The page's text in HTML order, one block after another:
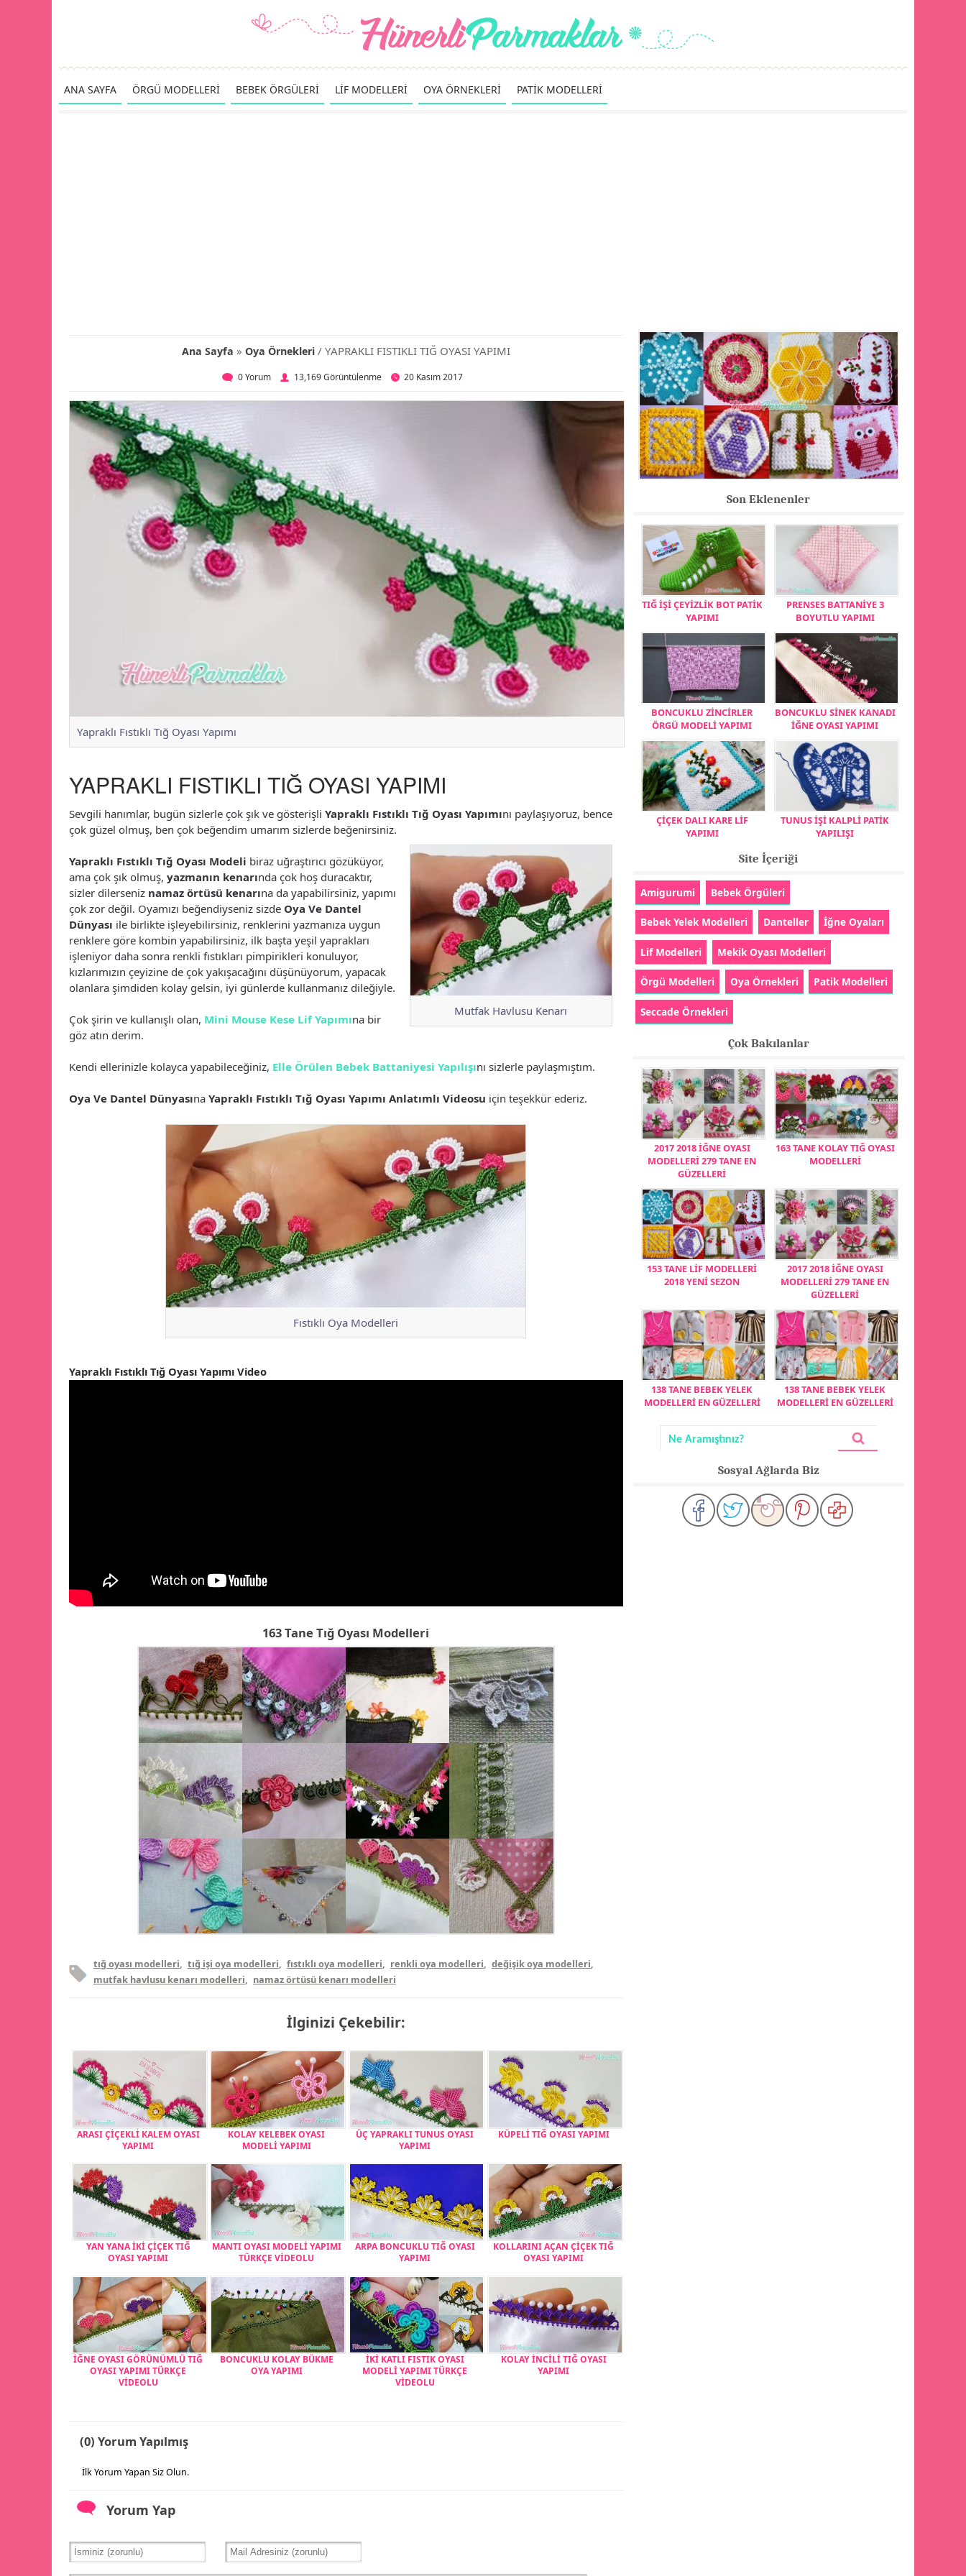
ANA SAYFA ÖRGÜ MODELLERİ BEBEK ÖRGÜLERİ LİF MODELLERİ OYA ÖRNEKLERİ PATİK MODELLERİ
Ana Sayfa » Oya Örnekleri/ YAPRAKLI FISTIKLI TIĞ OYASI YAPIMI
0 Yorum 13,169 Görüntülenme 20 Kasım 2017
Yapraklı Fıstıklı Tığ Oyası Yapımı
YAPRAKLI FISTIKLI TIĞ OYASI YAPIMI
Sevgili hanımlar, bugün sizlerle çok şık ve gösterişli Yapraklı Fıstıklı Tığ Oyası Yapımını paylaşıyoruz, bence
çok güzel olmuş, ben çok beğendim umarım sizlerde beğenirsiniz.
Mutfak Havlusu Kenarı
Yapraklı Fıstıklı Tığ Oyası Modeli biraz uğraştırıcı gözüküyor,
ama çok şık olmuş, yazmanın kenarında çok hoş duracaktır,
sizler dilerseniz namaz örtüsü kenarına da yapabilirsiniz, yapımı
çok zor değil. Oyamızı beğendiyseniz sizde Oya Ve Dantel
Dünyası ile birlikte işleyebilirsiniz, renklerini yazmanıza uygun
renklere göre kombin yapabilirsiniz, ilk başta yeşil yaprakları
işleniyor daha sonra renkli fıstıkları pimpirikleri konuluyor,
kızlarımızın çeyizine de çok yakışacağını düşünüyorum, yapacak
olanlara şimdiden kolay gelsin, iyi günlerde kullanmanız dileğiyle.
Çok şirin ve kullanışlı olan, Mini Mouse Kese Lif Yapımına bir
göz atın derim.
Kendi ellerinizle kolayca yapabileceğiniz, Elle Örülen Bebek Battaniyesi Yapılışını sizlerle paylaşmıştım.
Oya Ve Dantel Dünyasına Yapraklı Fıstıklı Tığ Oyası Yapımı Anlatımlı Videosu için teşekkür ederiz.
Fıstıklı Oya Modelleri
Yapraklı Fıstıklı Tığ Oyası Yapımı Video
163 Tane Tığ Oyası Modelleri
tığ oyası modelleri, tığ işi oya modelleri, fıstıklı oya modelleri, renkli oya modelleri, değişik oya modelleri,
mutfak havlusu kenarı modelleri, namaz örtüsü kenarı modelleri
İlginizi Çekebilir:
ARASI ÇİÇEKLİ KALEM OYASI
YAPIMI
KOLAY KELEBEK OYASI
MODELİ YAPIMI
ÜÇ YAPRAKLI TUNUS OYASI
YAPIMI
KÜPELİ TIĞ OYASI YAPIMI
YAN YANA İKİ ÇİÇEK TIĞ
OYASI YAPIMI
MANTI OYASI MODELİ YAPIMI
TÜRKÇE VİDEOLU
ARPA BONCUKLU TIĞ OYASI
YAPIMI
KOLLARINI AÇAN ÇİÇEK TIĞ
OYASI YAPIMI
İĞNE OYASI GÖRÜNÜMLÜ TIĞ
OYASI YAPIMI TÜRKÇE
VİDEOLU
BONCUKLU KOLAY BÜKME
OYA YAPIMI
İKİ KATLI FISTIK OYASI
MODELİ YAPIMI TÜRKÇE
VİDEOLU
KOLAY İNCİLİ TIĞ OYASI
YAPIMI
(0) Yorum Yapılmış
İlk Yorum Yapan Siz Olun.
Yorum Yap
Son Eklenenler
TIĞ İŞİ ÇEYİZLİK BOT PATİK
YAPIMI
PRENSES BATTANİYE 3
BOYUTLU YAPIMI
BONCUKLU ZİNCİRLER
ÖRGÜ MODELİ YAPIMI
BONCUKLU SİNEK KANADI
İĞNE OYASI YAPIMI
ÇİÇEK DALI KARE LİF
YAPIMI
TUNUS İŞİ KALPLİ PATİK
YAPILIŞI
Site İçeriği
Amigurumi Bebek Örgüleri
Bebek Yelek Modelleri Danteller İğne Oyaları
Lif Modelleri Mekik Oyası Modelleri
Örgü Modelleri Oya Örnekleri Patik Modelleri
Seccade Örnekleri
Çok Bakılanlar
2017 2018 İĞNE OYASI
MODELLERİ 279 TANE EN
GÜZELLERİ
163 TANE KOLAY TIĞ OYASI
MODELLERİ
153 TANE LİF MODELLERİ
2018 YENİ SEZON
2017 2018 İĞNE OYASI
MODELLERİ 279 TANE EN
GÜZELLERİ
138 TANE BEBEK YELEK
MODELLERİ EN GÜZELLERİ
138 TANE BEBEK YELEK
MODELLERİ EN GÜZELLERİ
Sosyal Ağlarda Biz